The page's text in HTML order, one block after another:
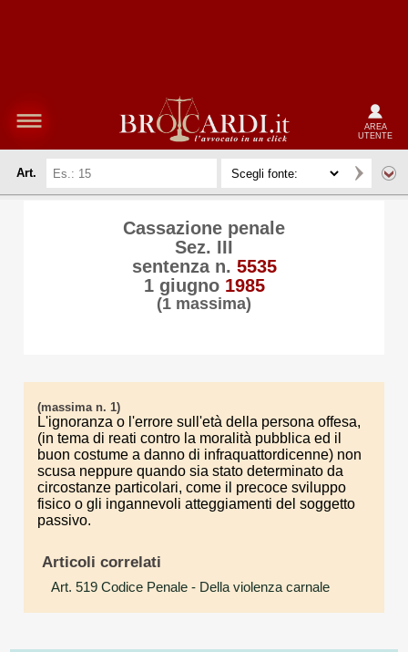
AREA
UTENTE
Art.
Cassazione penale
Sez. III
sentenza n. 5535
1 giugno 1985
(1 massima)
(massima n. 1)
L'ignoranza o l'errore sull'età della persona offesa,
(in tema di reati contro la moralità pubblica ed il
buon costume a danno di infraquattordicenne) non
scusa neppure quando sia stato determinato da
circostanze particolari, come il precoce sviluppo
fisico o gli ingannevoli atteggiamenti del soggetto
passivo.
Articoli correlati
Art. 519 Codice Penale - Della violenza carnale